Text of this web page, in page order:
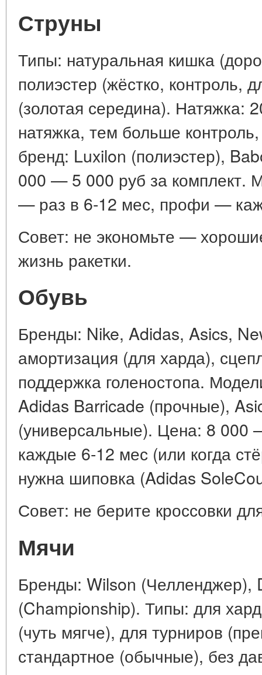
Струны
Типы: натуральная кишка
полиэстер (жёстко, контроль,
(золотая середина). Натяжка:
натяжка, тем больше
бренд: Luxilon (полиэстер),
000 — 5 000 руб за комплект.
— раз в 6-12 мес, профи —
Совет: не экономьте —
жизнь ракетки.
Обувь
Бренды: Nike, Adidas, Asics,
амортизация (для харда),
поддержка голеностопа.
Adidas Barricade (прочные),
(универсальные). Цена: 8 000
каждые 6-12 мес (или когда
нужна шиповка (Adidas
Совет: не берите кроссовки
Мячи
Бренды: Wilson (Челленджер),
(Championship). Типы: для
(чуть мягче), для турниров
стандартное (обычные), без